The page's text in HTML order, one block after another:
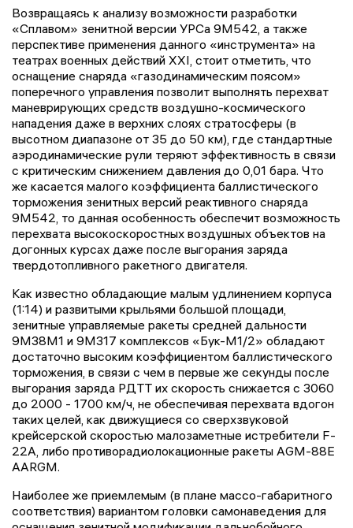
Возвращаясь к анализу возможности разработки
«Сплавом» зенитной версии УРСа 9М542, а также
перспективе применения данного «инструмента» на
театрах военных действий XXI, стоит отметить, что
оснащение снаряда «газодинамическим поясом»
поперечного управления позволит выполнять перехват
маневрирующих средств воздушно-космического
нападения даже в верхних слоях стратосферы (в
высотном диапазоне от 35 до 50 км), где стандартные
аэродинамические рули теряют эффективность в связи
с критическим снижением давления до 0,01 бара. Что
же касается малого коэффициента баллистического
торможения зенитных версий реактивного снаряда
9М542, то данная особенность обеспечит возможность
перехвата высокоскоростных воздушных объектов на
догонных курсах даже после выгорания заряда
твердотопливного ракетного двигателя.
Как известно обладающие малым удлинением корпуса
(1:14) и развитыми крыльями большой площади,
зенитные управляемые ракеты средней дальности
9М38М1 и 9М317 комплексов «Бук-М1/2» обладают
достаточно высоким коэффициентом баллистического
торможения, в связи с чем в первые же секунды после
выгорания заряда РДТТ их скорость снижается с 3060
до 2000 - 1700 км/ч, не обеспечивая перехвата вдогон
таких целей, как движущиеся со сверхзвуковой
крейсерской скоростью малозаметные истребители F-
22A, либо противорадиолокационные ракеты AGM-88E
AARGM.
Наиболее же приемлемым (в плане массо-габаритного
соответствия) вариантом головки самонаведения для